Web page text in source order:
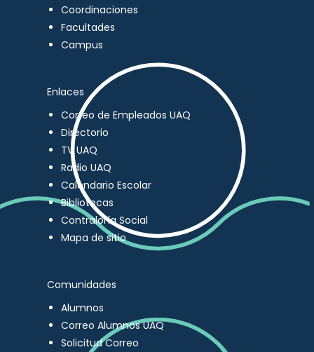
Coordinaciones
Facultades
Campus
Enlaces
Correo de Empleados UAQ
Directorio
TV UAQ
Radio UAQ
Calendario Escolar
Bibliotecas
Contraloría Social
Mapa de sitio
Comunidades
Alumnos
Correo Alumnos UAQ
Solicitud Correo